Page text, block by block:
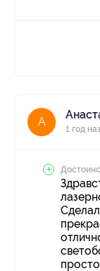
А
1 год